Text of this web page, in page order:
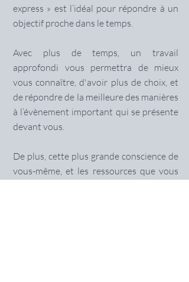
express » est l’idéal pour répondre à un
objectif proche dans le temps.
Avec plus de temps, un travail
approfondi vous permettra de mieux
vous connaître, d'avoir plus de choix, et
de répondre de la meilleure des manières
à l’évènement important qui se présente
devant vous.
De plus, cette plus grande conscience de
vous-même, et les ressources que vous